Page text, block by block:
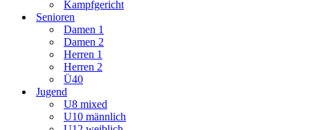
Kampfgericht
Senioren
Damen 1
Damen 2
Herren 1
Herren 2
Ü40
Jugend
U8 mixed
U10 männlich